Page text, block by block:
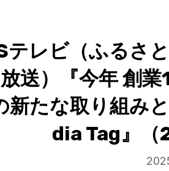
テレビ（ふるさ
送）『今年 創
新たな取り組み
dia Tag』（